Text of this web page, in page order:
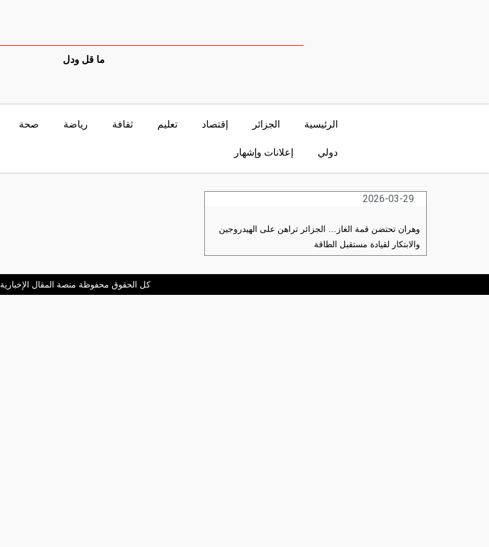
ما قل ودل
الرئيسية الجزائر إقتصاد تعليم ثقافة رياضة صحة
دولي إعلانات وإشهار
2026-03-29
وهران تحتضن قمة الغاز… الجزائر تراهن على الهيدروجين
والابتكار لقيادة مستقبل الطاقة
كل الحقوق محفوظة منصة المقال الإخبارية 2024 ©